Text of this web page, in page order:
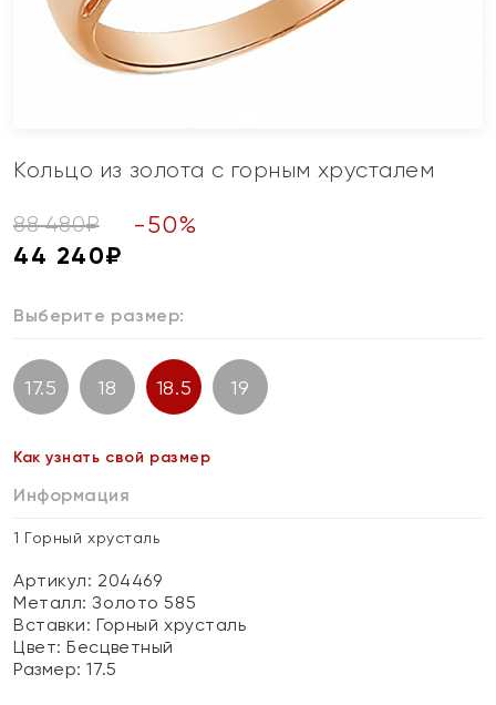
Кольцо из золота с горным хрусталем
88 480₽ -50%
44 240₽
Выберите размер:
17.5 18 18.5 19
Как узнать свой размер
Информация
1 Горный хрусталь
Артикул: 204469
Металл:Золото 585
Вставки:Горный хрусталь
Цвет:Бесцветный
Размер:17.5